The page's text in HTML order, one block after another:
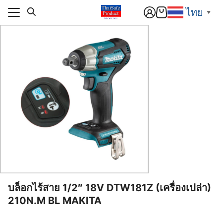
Skip
รและกิจกรรม
ไทย ▼
รและกิจกรรม
นกับเรา
บล็อกไร้สาย 1/2″ 18V DTW181Z (เครื่องเปล่า)
210N.M BL MAKITA